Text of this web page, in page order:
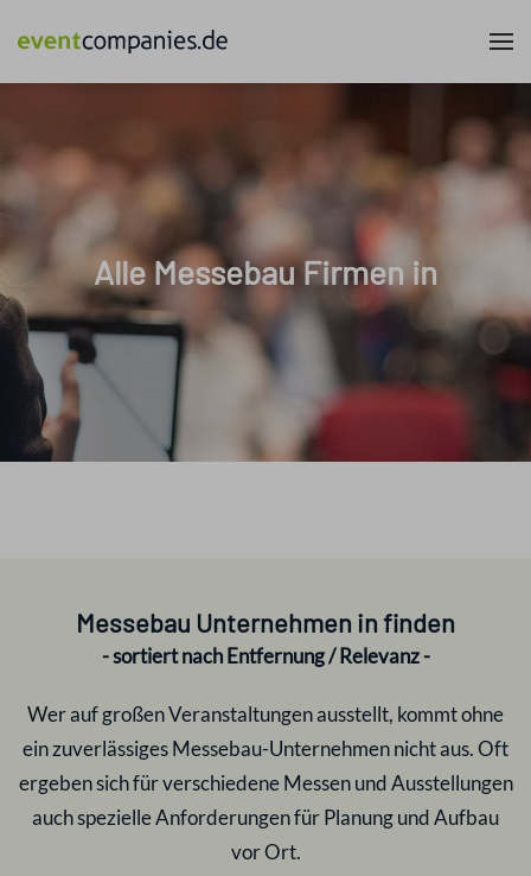
Alle Messebau Firmen in
Messebau Unternehmen infinden
- sortiert nach Entfernung / Relevanz -
Wer auf großen Veranstaltungen ausstellt, kommt ohne
ein zuverlässiges Messebau-Unternehmen nicht aus. Oft
ergeben sich für verschiedene Messen und Ausstellungen
auch spezielle Anforderungen für Planung und Aufbau
vor Ort.